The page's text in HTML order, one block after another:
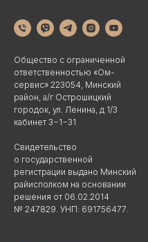
Общество с ограниченной
ответственностью «Ом-
сервис» 223054, Минский
район, а/г Острошицкий
городок, ул. Ленина, д 1/3
кабинет 3−1−31
Свидетельство
о государственной
регистрации выдано Минский
райисполком на основании
решения от 06.02.2014
№ 247829. УНП: 691756477.